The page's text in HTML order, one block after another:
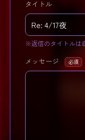
タイトル
※返信のタイトルは
メッセージ 必須